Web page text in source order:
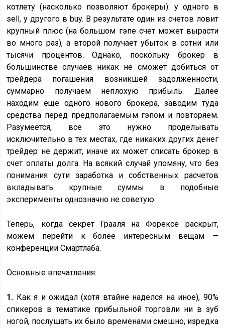
котлету (насколько позволяют брокеры): у одного в
sell, у другого в buy. В результате один из счетов ловит
крупный плюс (на большом гэпе счет может вырасти
во много раз), а второй получает убыток в сотни или
тысячи процентов. Однако, поскольку брокер в
большинстве случаев никак не сможет добиться от
трейдера погашения возникшей задолженности,
суммарно получаем неплохую прибыль. Далее
находим еще одного нового брокера, заводим туда
средства перед предполагаемым гэпом и повторяем.
Разумеется, все это нужно проделывать
исключительно в тех местах, где никаких других денег
трейдер не держит, иначе их может списать брокер в
счет оплаты долга. На всякий случай упомяну, что без
понимания сути заработка и собственных расчетов
вкладывать крупные суммы в подобные
эксперименты однозначно не советую.
Теперь, когда секрет Грааля на Форексе раскрыт,
можем перейти к более интересным вещам —
конференции Смартлаба.
Основные впечатления:
1. Как я и ожидал (хотя втайне наделся на иное), 90%
спикеров в тематике прибыльной торговли ни в зуб
ногой, послушать их было временами смешно, изредка